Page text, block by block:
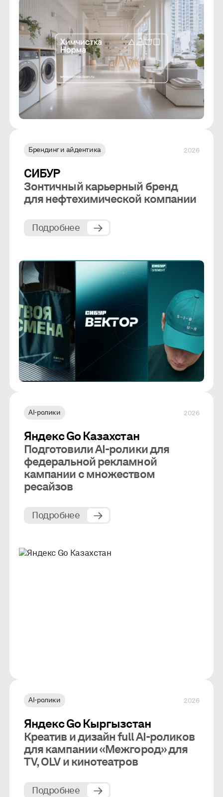
Брендинг и айдентика 2026
СИБУР
Зонтичный карьерный бренд
для нефтехимической компании
Подробнее
AI-ролики 2026
Яндекс Go Казахстан
Подготовили AI-ролики для
федеральной рекламной
кампании с множеством
ресайзов
Подробнее
AI-ролики 2026
Яндекс Go Кыргызстан
Креатив и дизайн full AI-роликов
для кампании «Межгород» для
TV, OLV и кинотеатров
Подробнее